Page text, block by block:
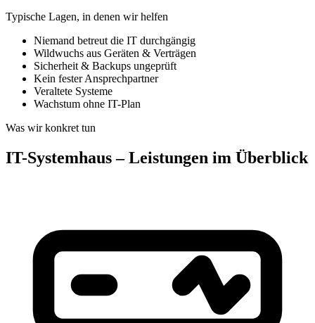
Typische Lagen, in denen wir helfen
Niemand betreut die IT durchgängig
Wildwuchs aus Geräten & Verträgen
Sicherheit & Backups ungeprüft
Kein fester Ansprechpartner
Veraltete Systeme
Wachstum ohne IT-Plan
Was wir konkret tun
IT-Systemhaus – Leistungen im Überblick